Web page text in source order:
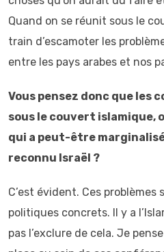
Quand on se réunit sous le
train d’escamoter les
entre les pays arabes et nos
Vous pensez donc que les
sous le couvert islamique,
qui a peut-être
reconnu Israël ?
C’est évident. Ces problèmes
politiques concrets. Il y a
pas l’exclure de cela. Je